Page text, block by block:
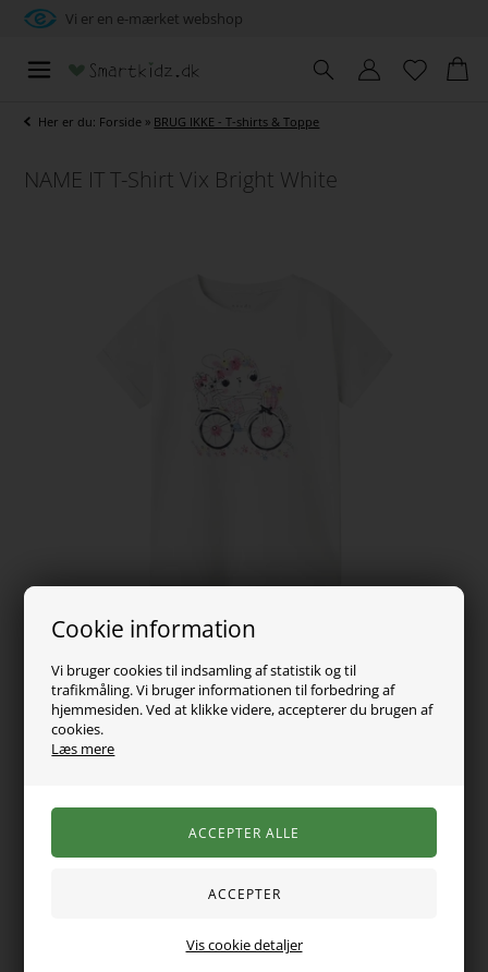
Cookie information
Vi bruger cookies til indsamling af statistik og til
trafikmåling. Vi bruger informationen til forbedring af
hjemmesiden. Ved at klikke videre, accepterer du brugen af
cookies.
Læs mere
Vis cookie detaljer
Vi er en e-mærket webshop
Her er du: Forside » BRUG IKKE - T-shirts & Toppe
NAME IT T-Shirt Vix Bright White
89,00DKK
Super fin basis t-shirt fra name it. Den er med korte ærmer,